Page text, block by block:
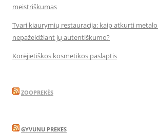
meistriškumas
Tvari kiaurymių restauracija: kaip atkurti
nepažeidžiant jų autentiškumo?
Korėjietiškos kosmetikos paslaptis
ZOOPREKĖS
GYVUNU PREKES